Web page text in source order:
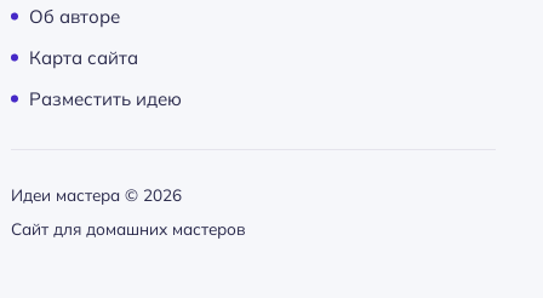
Об авторе
Карта сайта
Разместить идею
Идеи мастера © 2026
Сайт для домашних мастеров